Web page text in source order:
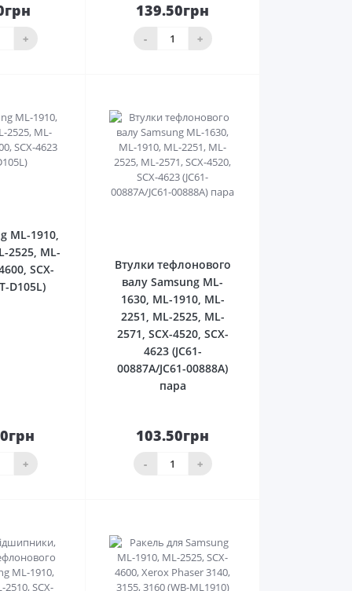
+
139.50грн
- +
До
кошика
ML-1910,
2525, ML-
SCX-
D105L)
+
До
Втулки тефлонового
валу Samsung ML-
1630, ML-1910, ML-
2251, ML-2525, ML-
2571, SCX-4520, SCX-
4623 (JC61-
00887A/JC61-00888A)
пара
103.50грн
- +
До
кошика